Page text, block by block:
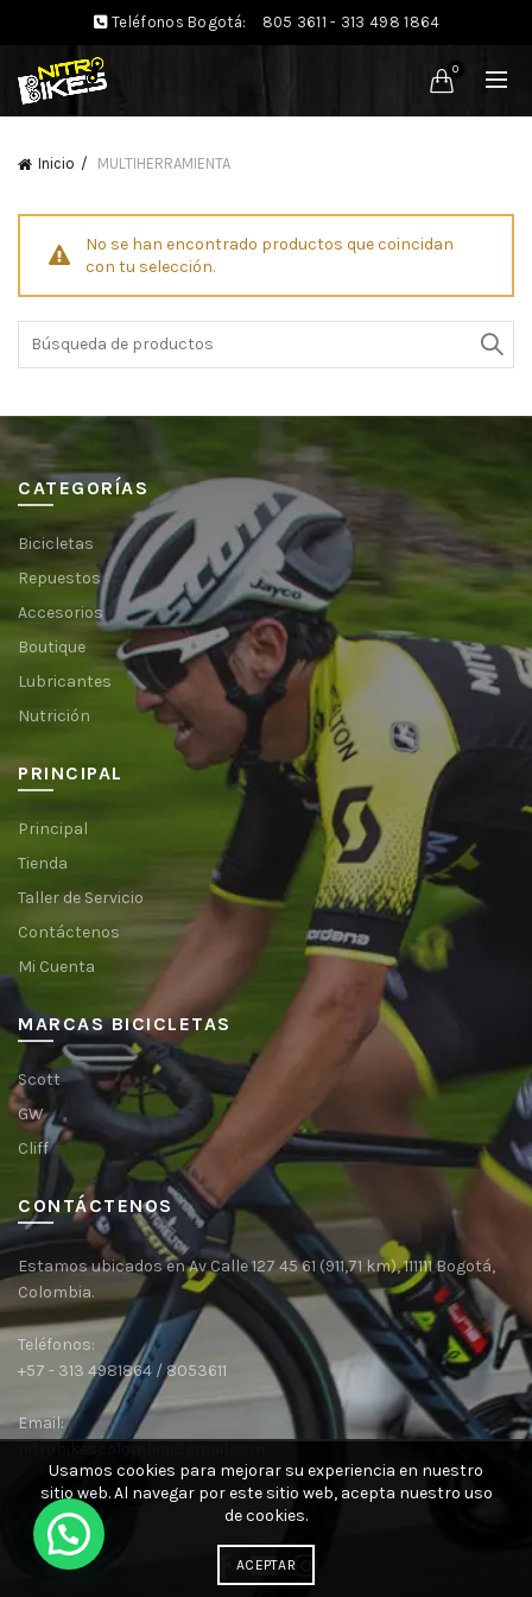
Teléfonos Bogotá: 805 3611 - 313 498 1864
0
Inicio MULTIHERRAMIENTA
No se han encontrado productos que coincidan
con tu selección.
Búsqueda
CATEGORÍAS
Bicicletas
Repuestos
Accesorios
Boutique
Lubricantes
Nutrición
PRINCIPAL
Principal
Tienda
Taller de Servicio
Contáctenos
Mi Cuenta
MARCAS BICICLETAS
Scott
GW
Cliff
CONTÁCTENOS
Estamos ubicados en Av Calle 127 45 61 (911,71 km), 111111 Bogotá,
Colombia.
Teléfonos:
+57 - 313 4981864 / 8053611
Email:
Usamos cookies para mejorar su experiencia en nuestro
sitio web.Al navegar por este sitio web, acepta nuestro uso
de cookies.
ACEPTAR